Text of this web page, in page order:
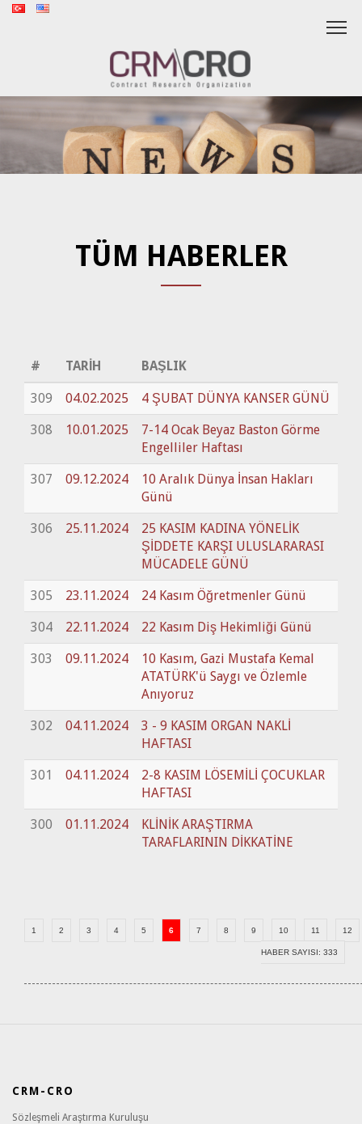
TÜM HABERLER
# TARİH BAŞLIK
309 04.02.2025 4 ŞUBAT DÜNYA KANSER GÜNÜ
308 10.01.2025
7-14 Ocak Beyaz Baston Görme
Engelliler Haftası
307 09.12.2024
10 Aralık Dünya İnsan Hakları
Günü
306 25.11.2024
25 KASIM KADINA YÖNELİK
ŞİDDETE KARŞI ULUSLARARASI
MÜCADELE GÜNÜ
305 23.11.2024 24 Kasım Öğretmenler Günü
304 22.11.2024 22 Kasım Diş Hekimliği Günü
303 09.11.2024
10 Kasım, Gazi Mustafa Kemal
ATATÜRK'ü Saygı ve Özlemle
Anıyoruz
302 04.11.2024
3 - 9 KASIM ORGAN NAKLİ
HAFTASI
301 04.11.2024
2-8 KASIM LÖSEMİLİ ÇOCUKLAR
HAFTASI
300 01.11.2024
KLİNİK ARAŞTIRMA
TARAFLARININ DİKKATİNE
1 2 3 4 5 6 7 8 9 10 11 12
HABER SAYISI: 333
CRM-CRO
Sözleşmeli Araştırma Kuruluşu